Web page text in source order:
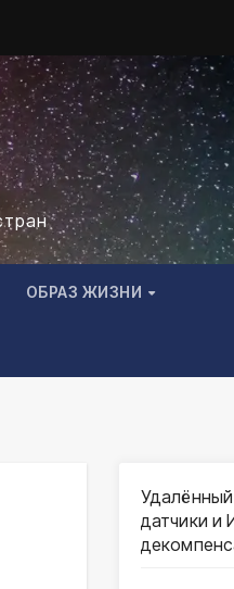
ОБРАЗ ЖИЗНИ
датчики и